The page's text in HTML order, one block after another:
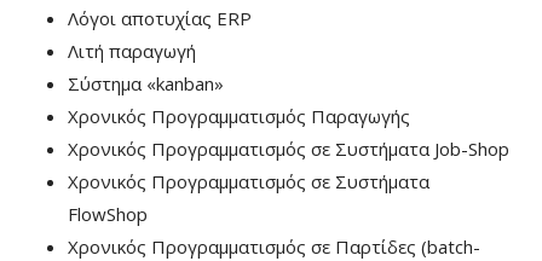
Λόγοι αποτυχίας ERP
Λιτή παραγωγή
Σύστημα «kanban»
Χρονικός Προγραμματισμός Παραγωγής
Χρονικός Προγραμματισμός σε Συστήματα Job-Shop
Χρονικός Προγραμματισμός σε Συστήματα
FlowShop
Χρονικός Προγραμματισμός σε Παρτίδες (batch-